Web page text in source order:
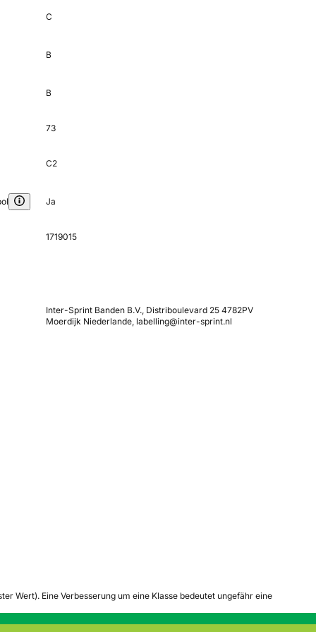
C
B
B
73
C2
Ja
1719015
Inter-Sprint Banden B.V., Distriboulevard 25 4782PV
Moerdijk Niederlande, labelling@inter-sprint.nl
Wert). Eine Verbesserung um eine Klasse bedeutet ungefähr eine